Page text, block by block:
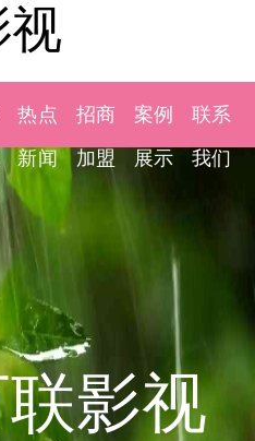
视
热点
新闻
招商
加盟
案例
展示
联系
我们
影视